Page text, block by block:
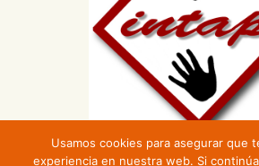
Usamos cookies para asegurar que
experiencia en nuestra web. Si